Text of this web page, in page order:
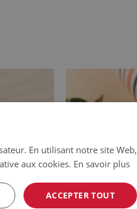
En utilisant notre site Web,
aux cookies. En savoir plus
ACCEPTER TOUT